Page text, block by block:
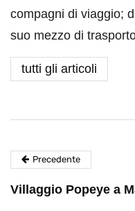
compagni di viaggio;
suo mezzo di
tutti gli articoli
Precedente
Villaggio Popeye a